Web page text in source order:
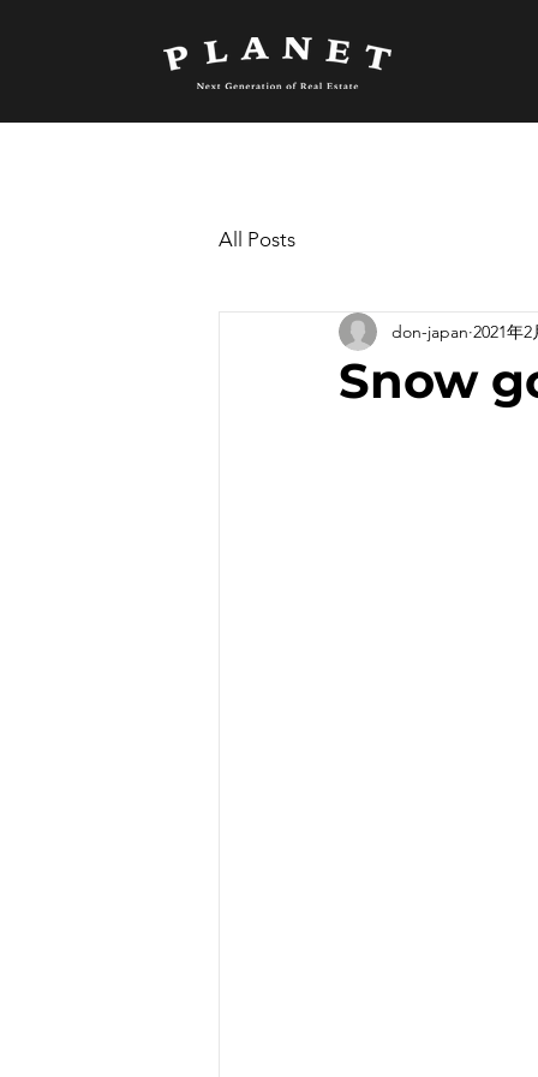
All Posts
Snow
don-japan 2021年2